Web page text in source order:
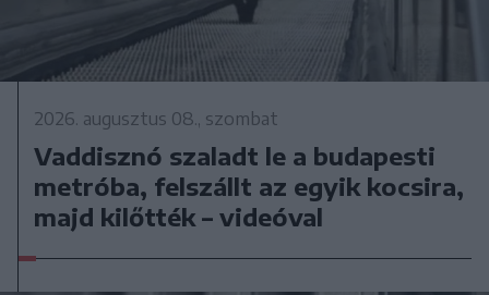
2026. augusztus 08., szombat
Vaddisznó szaladt le a budapesti
metróba, felszállt az egyik kocsira,
majd kilőtték – videóval